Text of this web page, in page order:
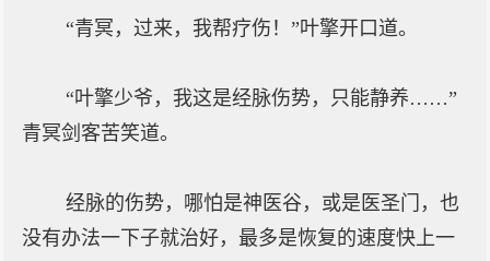
“青冥，过来，我帮疗伤！”叶擎开口道。
“叶擎少爷，我这是经脉伤势，只能静养……”
青冥剑客苦笑道。
经脉的伤势，哪怕是神医谷，或是医圣门，也
没有办法一下子就治好，最多是恢复的速度快上一